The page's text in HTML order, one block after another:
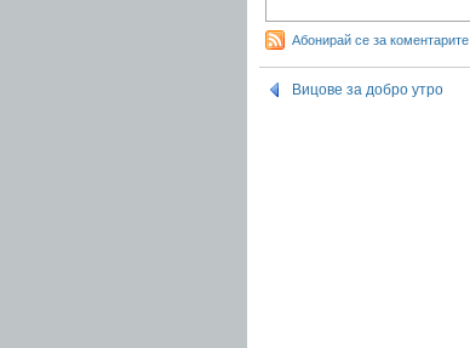
Абонирай се за коментарите
Вицове за добро утро